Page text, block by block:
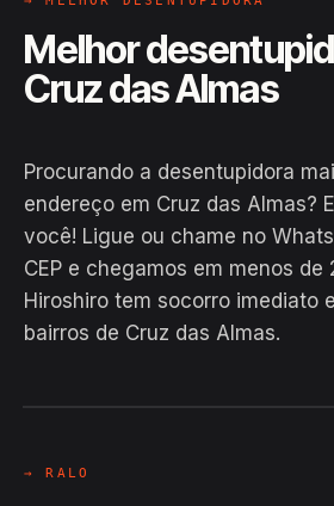
Melhor
Cruz das Almas
Procurando a desentupidora
endereço em Cruz das Almas?
você! Ligue ou chame no
CEP e chegamos em menos de
Hiroshiro tem socorro imediato
bairros de Cruz das Almas.
EM CAMPO
→ RALO